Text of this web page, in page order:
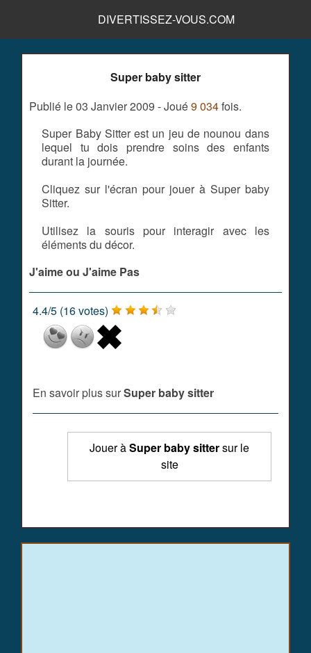
DIVERTISSEZ-VOUS.COM
Super baby sitter
Publié le 03 Janvier 2009 - Joué9 034fois.
Super Baby Sitter est un jeu de nounou dans
lequel tu dois prendre soins des enfants
durant la journée.
Cliquez sur l'écran pour jouer à Super baby
Sitter.
Utilisez la souris pour interagir avec les
éléments du décor.
J'aime ou J'aime Pas
4.4/5 (16votes)
En savoir plus surSuper baby sitter
Jouer àSuper baby sittersur le
site